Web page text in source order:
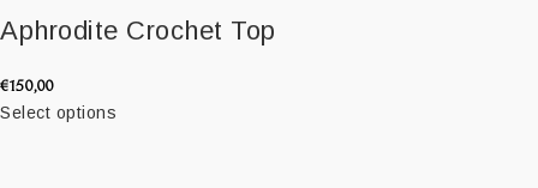
Aphrodite Crochet Top
€150,00
Select options